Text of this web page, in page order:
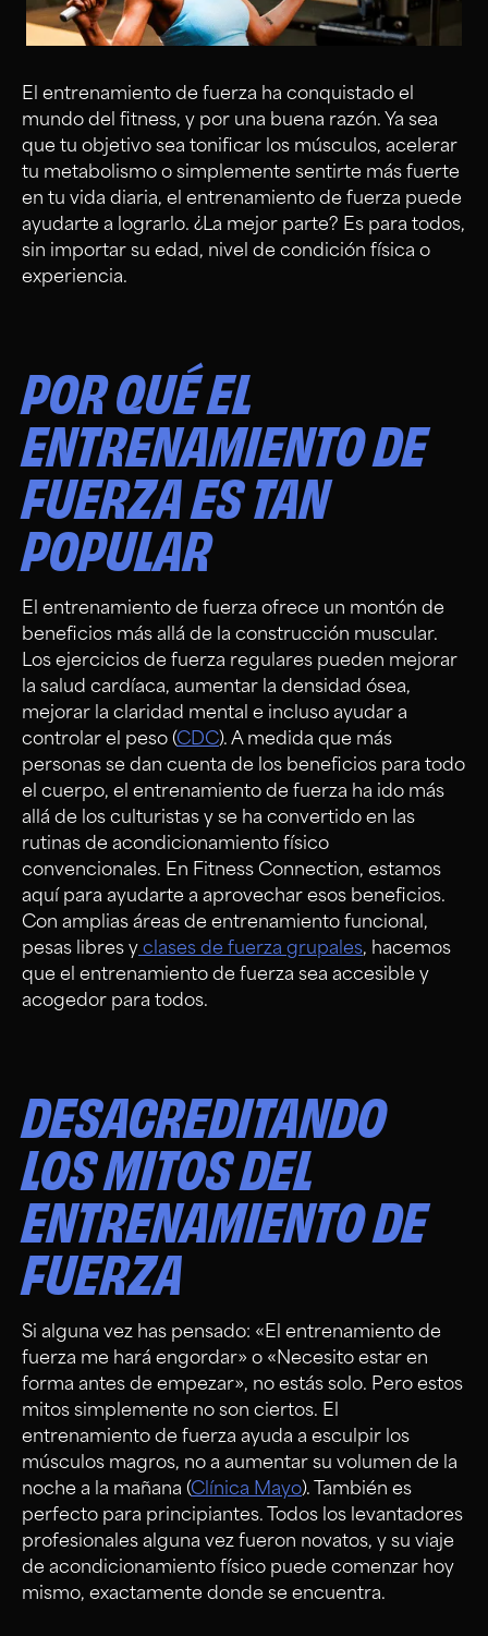
El entrenamiento de fuerza ha conquistado el
mundo del fitness, y por una buena razón. Ya sea
que tu objetivo sea tonificar los músculos, acelerar
tu metabolismo o simplemente sentirte más fuerte
en tu vida diaria, el entrenamiento de fuerza puede
ayudarte a lograrlo. ¿La mejor parte? Es para todos,
sin importar su edad, nivel de condición física o
experiencia.
POR QUÉ EL
ENTRENAMIENTO DE
FUERZA ES TAN
POPULAR
El entrenamiento de fuerza ofrece un montón de
beneficios más allá de la construcción muscular.
Los ejercicios de fuerza regulares pueden mejorar
la salud cardíaca, aumentar la densidad ósea,
mejorar la claridad mental e incluso ayudar a
controlar el peso (CDC). A medida que más
personas se dan cuenta de los beneficios para todo
el cuerpo, el entrenamiento de fuerza ha ido más
allá de los culturistas y se ha convertido en las
rutinas de acondicionamiento físico
convencionales. En Fitness Connection, estamos
aquí para ayudarte a aprovechar esos beneficios.
Con amplias áreas de entrenamiento funcional,
pesas libres y clases de fuerza grupales, hacemos
que el entrenamiento de fuerza sea accesible y
acogedor para todos.
DESACREDITANDO
LOS MITOS DEL
ENTRENAMIENTO DE
FUERZA
Si alguna vez has pensado: «El entrenamiento de
fuerza me hará engordar» o «Necesito estar en
forma antes de empezar», no estás solo. Pero estos
mitos simplemente no son ciertos. El
entrenamiento de fuerza ayuda a esculpir los
músculos magros, no a aumentar su volumen de la
noche a la mañana (Clínica Mayo). También es
perfecto para principiantes. Todos los levantadores
profesionales alguna vez fueron novatos, y su viaje
de acondicionamiento físico puede comenzar hoy
mismo, exactamente donde se encuentra.